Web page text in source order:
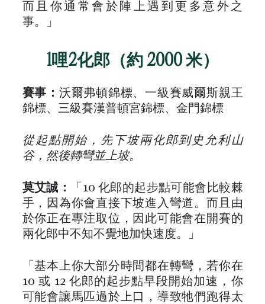
而且你通常會於陣上遇到更多意外之
事。」
1哩2化郎（約 2000 米）
賽事： 沃爾弗頓錦標、一級賽威爾斯親王
錦標、三級賽漢普頓宮錦標、金門錦標
從起點開始，先下坡兩化郎到史允利山
谷，然後轉彎並上坡。
莫艾誠：
「10 化郎的起步點可能會比較棘
手，因為你會直接下坡進入彎道。而且由
於你正在專注取位，因此可能會在開賽的
兩化郎中不知不覺地加快速度。」
「基本上你大部分時間都在轉彎，若你在
10 或 12 化郎的起步點早段開始加速，你
可能會讓馬匹過於上口，導致牠們跑得太